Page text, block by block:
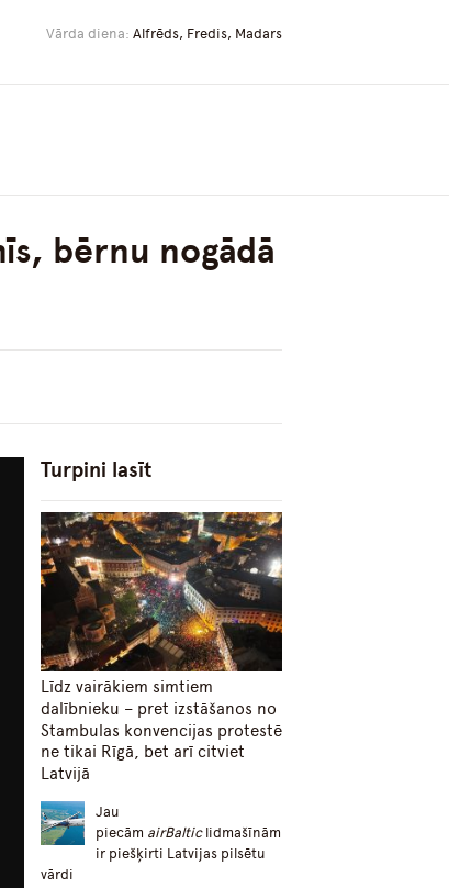
Vārda diena: Alfrēds, Fredis, Madars
bērnu nogādā
Turpini lasīt
Līdz vairākiem simtiem
dalībnieku – pret izstāšanos no
Stambulas konvencijas protestē
ne tikai Rīgā, bet arī citviet
Latvijā
Jau
piecām airBalticlidmašīnām
ir piešķirti Latvijas pilsētu
vārdi